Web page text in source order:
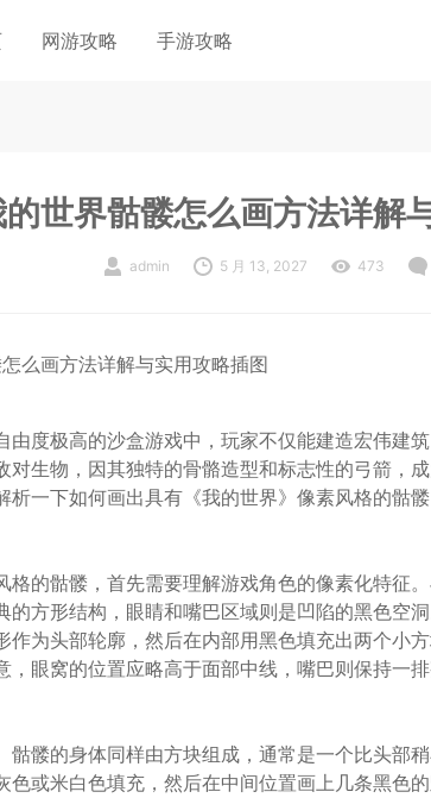
网游攻略 手游攻略
世界骷髅怎么画方法详解
admin 5 月 13, 2027 473
由度极高的沙盒游戏中，玩家不仅能建造宏伟建
对生物，因其独特的骨骼造型和标志性的弓箭，
析一下如何画出具有《我的世界》像素风格的骷
格的骷髅，首先需要理解游戏角色的像素化特征
的方形结构，眼睛和嘴巴区域则是凹陷的黑色空
作为头部轮廓，然后在内部用黑色填充出两个小
，眼窝的位置应略高于面部中线，嘴巴则保持一
骷髅的身体同样由方块组成，通常是一个比头部
色或米白色填充，然后在中间位置画上几条黑色